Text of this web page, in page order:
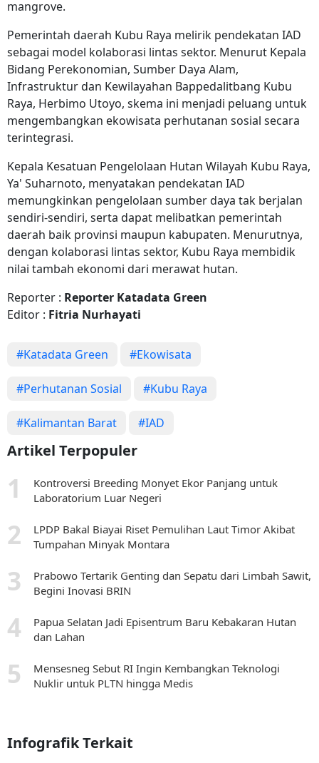
mangrove.
Pemerintah daerah Kubu Raya melirik pendekatan IAD
sebagai model kolaborasi lintas sektor. Menurut Kepala
Bidang Perekonomian, Sumber Daya Alam,
Infrastruktur dan Kewilayahan Bappedalitbang Kubu
Raya, Herbimo Utoyo, skema ini menjadi peluang untuk
mengembangkan ekowisata perhutanan sosial secara
terintegrasi.
Kepala Kesatuan Pengelolaan Hutan Wilayah Kubu Raya,
Ya' Suharnoto, menyatakan pendekatan IAD
memungkinkan pengelolaan sumber daya tak berjalan
sendiri-sendiri, serta dapat melibatkan pemerintah
daerah baik provinsi maupun kabupaten. Menurutnya,
dengan kolaborasi lintas sektor, Kubu Raya membidik
nilai tambah ekonomi dari merawat hutan.
Reporter : Reporter Katadata Green
Editor : Fitria Nurhayati
#Katadata Green #Ekowisata
#Perhutanan Sosial #Kubu Raya
#Kalimantan Barat #IAD
Artikel Terpopuler
Kontroversi Breeding Monyet Ekor Panjang untuk
Laboratorium Luar Negeri
LPDP Bakal Biayai Riset Pemulihan Laut Timor Akibat
Tumpahan Minyak Montara
Prabowo Tertarik Genting dan Sepatu dari Limbah Sawit,
Begini Inovasi BRIN
Papua Selatan Jadi Episentrum Baru Kebakaran Hutan
dan Lahan
Mensesneg Sebut RI Ingin Kembangkan Teknologi
Nuklir untuk PLTN hingga Medis
Infografik Terkait